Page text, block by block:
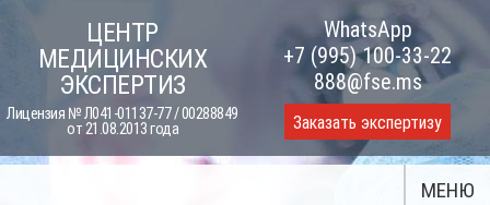
content
ЦЕНТР
МЕДИЦИНСКИХ
ЭКСПЕРТИЗ
Лицензия № Л041-01137-77 / 00288849
от 21.08.2013 года
WhatsApp
+7 (995) 100-33-22
888@fse.ms
Заказать экспертизу
МЕНЮ